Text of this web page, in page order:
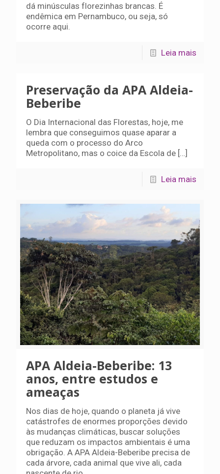
dá minúsculas florezinhas brancas. É
endêmica em Pernambuco, ou seja, só
ocorre aqui.
Leia mais
Preservação da APA Aldeia-
Beberibe
O Dia Internacional das Florestas, hoje, me
lembra que conseguimos quase aparar a
queda com o processo do Arco
Metropolitano, mas o coice da Escola de […]
Leia mais
APA Aldeia-Beberibe: 13
anos, entre estudos e
ameaças
Nos dias de hoje, quando o planeta já vive
catástrofes de enormes proporções devido
às mudanças climáticas, buscar soluções
que reduzam os impactos ambientais é uma
obrigação. A APA Aldeia-Beberibe precisa de
cada árvore, cada animal que vive ali, cada